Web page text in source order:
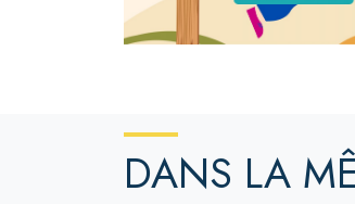
DANS LA